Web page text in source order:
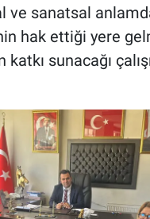
ve sanatsal
hak ettiği yere
sunacağı